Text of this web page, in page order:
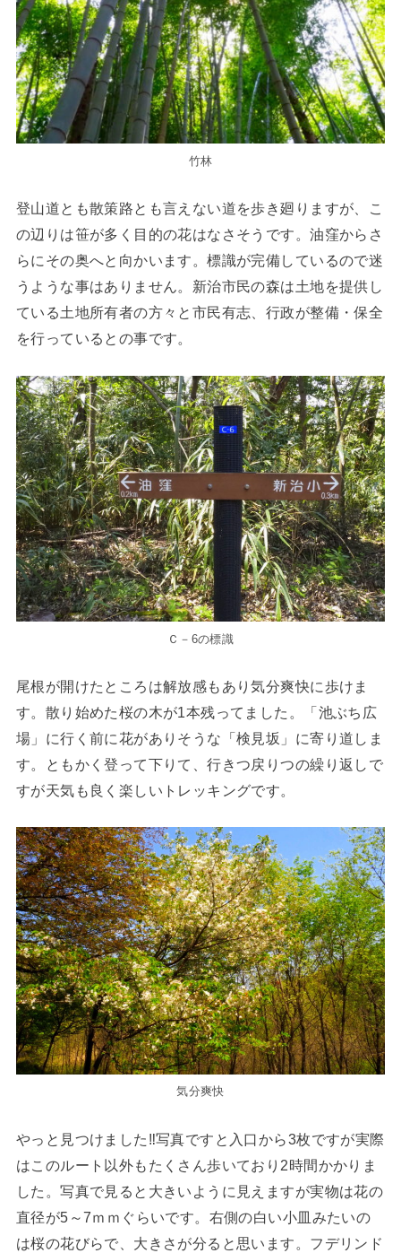
竹林
登山道とも散策路とも言えない道を歩き廻りますが、こ
の辺りは笹が多く目的の花はなさそうです。油窪からさ
らにその奥へと向かいます。標識が完備しているので迷
うような事はありません。新治市民の森は土地を提供し
ている土地所有者の方々と市民有志、行政が整備・保全
を行っているとの事です。
Ｃ－6の標識
尾根が開けたところは解放感もあり気分爽快に歩けま
す。散り始めた桜の木が1本残ってました。「池ぶち広
場」に行く前に花がありそうな「検見坂」に寄り道しま
す。ともかく登って下りて、行きつ戻りつの繰り返しで
すが天気も良く楽しいトレッキングです。
気分爽快
やっと見つけました‼写真ですと入口から3枚ですが実際
はこのルート以外もたくさん歩いており2時間かかりま
した。写真で見ると大きいように見えますが実物は花の
直径が5～7ｍｍぐらいです。右側の白い小皿みたいの
は桜の花びらで、大きさが分ると思います。フデリンド